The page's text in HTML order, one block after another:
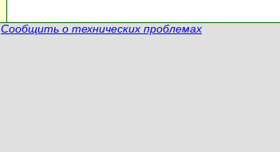
Сообщить о технических проблемах